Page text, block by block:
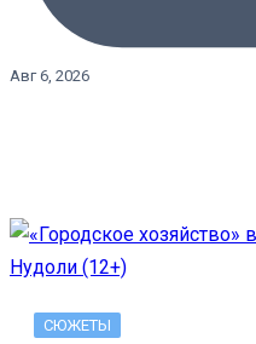
Авг 6, 2026
СЮЖЕТЫ